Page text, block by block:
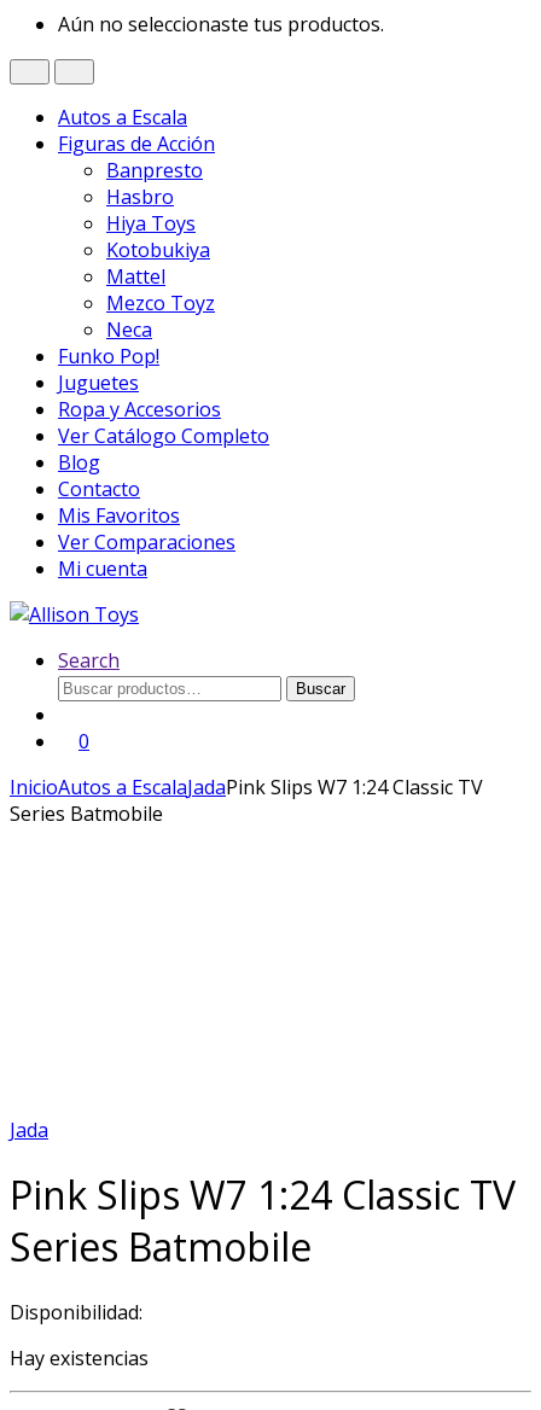
Aún no seleccionaste tus productos.
Autos a Escala
Figuras de Acción
Banpresto
Hasbro
Hiya Toys
Kotobukiya
Mattel
Mezco Toyz
Neca
Funko Pop!
Juguetes
Ropa y Accesorios
Ver Catálogo Completo
Blog
Contacto
Mis Favoritos
Ver Comparaciones
Mi cuenta
Search
Buscar
Buscar
0
InicioAutos a EscalaJadaPink Slips W7 1:24 Classic TV
Series Batmobile
Jada
Pink Slips W7 1:24 Classic TV
Series Batmobile
Disponibilidad:
Hay existencias